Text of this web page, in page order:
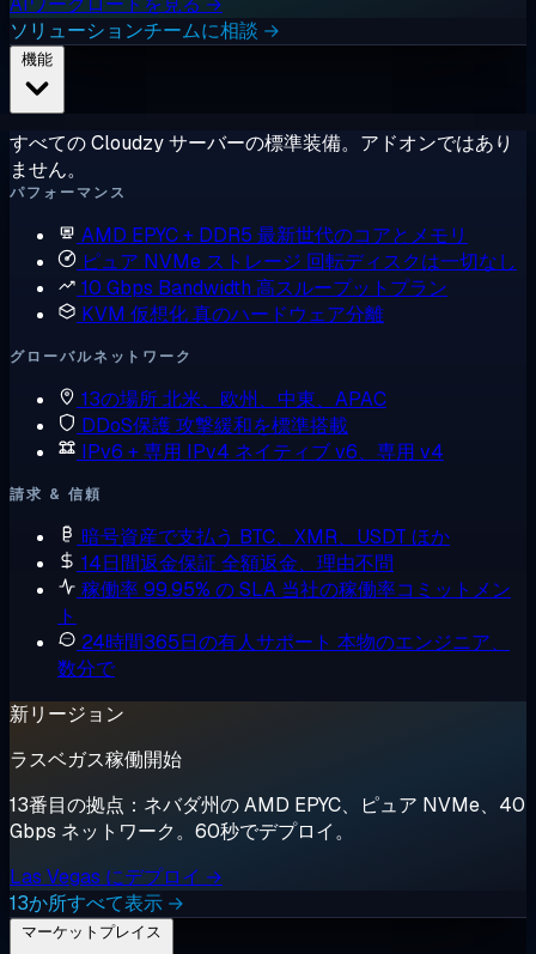
ソリューションチームに相談 →
すべての Cloudzy サーバーの標準装備。アドオンではあり
ません。
パフォーマンス
AMD EPYC + DDR5 最新世代のコアとメモリ
ピュア NVMe ストレージ 回転ディスクは一切なし
10 Gbps Bandwidth 高スループットプラン
KVM 仮想化真のハードウェア分離
グローバルネットワーク
13の場所北米、欧州、中東、APAC
DDoS保護攻撃緩和を標準搭載
IPv6 + 専用 IPv4 ネイティブ v6、専用 v4
請求 & 信頼
暗号資産で支払う BTC、XMR、USDT ほか
14日間返金保証 全額返金、理由不問
稼働率 99.95% の SLA 当社の稼働率コミットメン
ト
24時間365日の有人サポート 本物のエンジニア、
数分で
新リージョン
ラスベガス稼働開始
13番目の拠点：ネバダ州の AMD EPYC、ピュア NVMe、40
Gbps ネットワーク。60秒でデプロイ。
Las Vegas にデプロイ →
13か所すべて表示 →